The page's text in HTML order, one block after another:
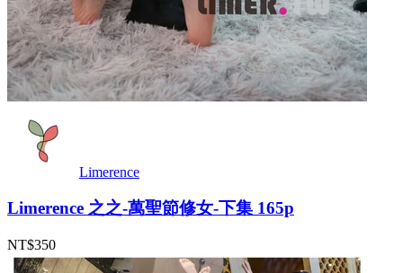
Limerence
Limerence 之之-萬聖節修女-下集 165p
NT$350